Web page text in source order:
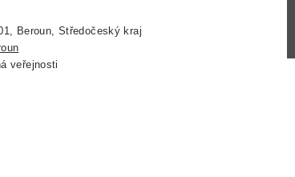
Beroun, Středočeský kraj
veřejnosti